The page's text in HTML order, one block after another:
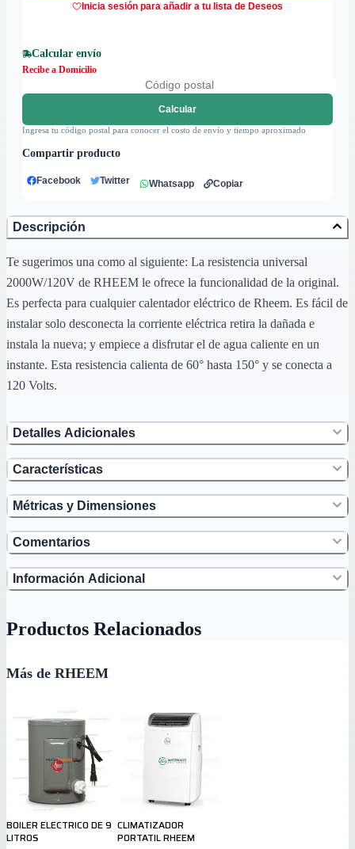
Inicia sesión para añadir a tu lista de Deseos
Calcular envío
Recibe a Domicilio
Calcular
Ingresa tu código postal para conocer el costo de envío y tiempo aproximado
Compartir producto
Facebook Twitter Whatsapp Copiar
Descripción
Te sugerimos una como al siguiente: La resistencia universal
2000W/120V de RHEEM le ofrece la funcionalidad de la original.
Es perfecta para cualquier calentador eléctrico de Rheem. Es fácil de
instalar solo desconecta la corriente eléctrica retira la dañada e
instala la nueva; y empiece a disfrutar el de agua caliente en un
instante. Esta resistencia calienta de 60° hasta 150° y se conecta a
120 Volts.
Detalles Adicionales
Características
Métricas y Dimensiones
Comentarios
Información Adicional
Productos Relacionados
Más de RHEEM
BOILER ELECTRICO DE 9
LITROS
CLIMATIZADOR
PORTATIL RHEEM